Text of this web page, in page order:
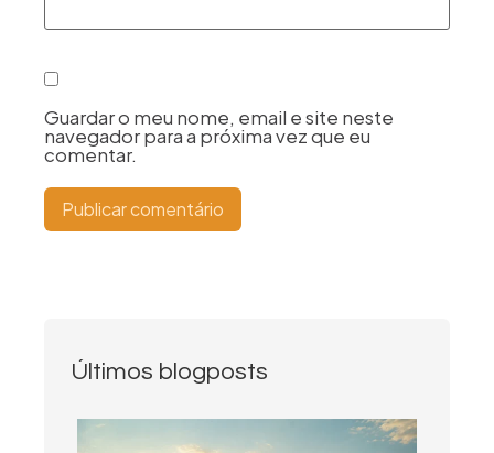
Guardar o meu nome, email e site neste
navegador para a próxima vez que eu
comentar.
Últimos blogposts